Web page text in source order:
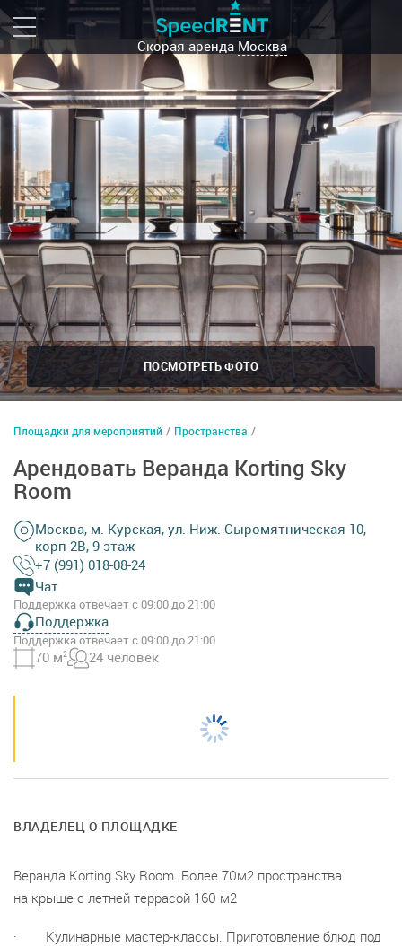
Скорая аренда Москва
ПОСМОТРЕТЬ ФОТО
Площадки для мероприятий / Пространства /
Арендовать Веранда Korting Sky
Room
Москва, м. Курская, ул. Ниж. Сыромятническая 10,
корп 2В, 9 этаж
+7 (991) 018-08-24
Чат
Поддержка отвечает с 09:00 до 21:00
Поддержка
Поддержка отвечает с 09:00 до 21:00
70 м2 24 человек
ВЛАДЕЛЕЦ О ПЛОЩАДКЕ
Веранда Korting Sky Room. Более 70м2 пространства
на крыше с летней террасой 160 м2
· Кулинарные мастер-классы. Приготовление блюд под